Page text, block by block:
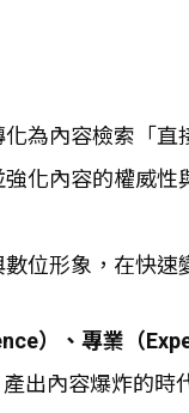
為內容檢索「直
化內容的權威性
位形象，在快速
）、專業（
產出內容爆炸的時